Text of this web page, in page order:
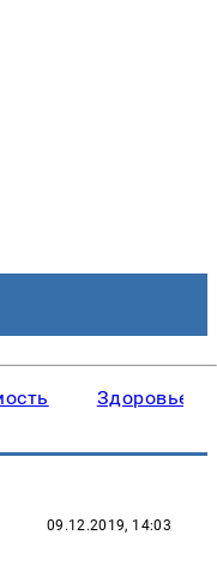
Здоровье
09.12.2019, 14:03